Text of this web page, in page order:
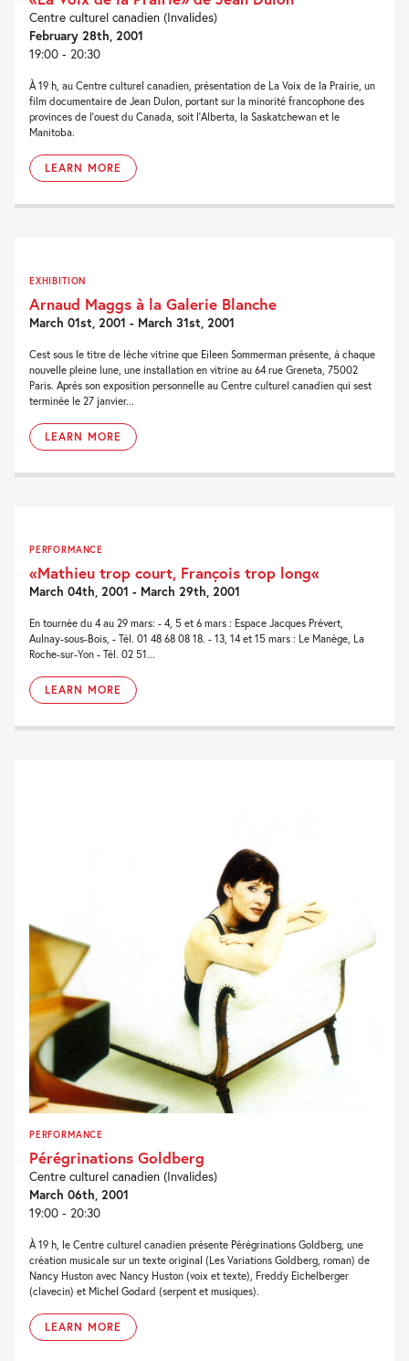
Centre culturel canadien (Invalides)
February 28th, 2001
19:00 - 20:30
À 19 h, au Centre culturel canadien, présentation de La Voix de la Prairie, un
film documentaire de Jean Dulon, portant sur la minorité francophone des
provinces de l'ouest du Canada, soit l'Alberta, la Saskatchewan et le
Manitoba.
LEARN MORE
EXHIBITION
Arnaud Maggs à la Galerie Blanche
March 01st, 2001 - March 31st, 2001
Cest sous le titre de lèche vitrine que Eileen Sommerman présente, à chaque
nouvelle pleine lune, une installation en vitrine au 64 rue Greneta, 75002
Paris. Après son exposition personnelle au Centre culturel canadien qui sest
terminée le 27 janvier...
LEARN MORE
PERFORMANCE
«Mathieu trop court, François trop long«
March 04th, 2001 - March 29th, 2001
En tournée du 4 au 29 mars: - 4, 5 et 6 mars : Espace Jacques Prévert,
Aulnay-sous-Bois, - Tél. 01 48 68 08 18. - 13, 14 et 15 mars : Le Manège, La
Roche-sur-Yon - Tél. 02 51...
LEARN MORE
PERFORMANCE
Pérégrinations Goldberg
Centre culturel canadien (Invalides)
March 06th, 2001
19:00 - 20:30
À 19 h, le Centre culturel canadien présente Pérégrinations Goldberg, une
création musicale sur un texte original (Les Variations Goldberg, roman) de
Nancy Huston avec Nancy Huston (voix et texte), Freddy Eichelberger
(clavecin) et Michel Godard (serpent et musiques).
LEARN MORE